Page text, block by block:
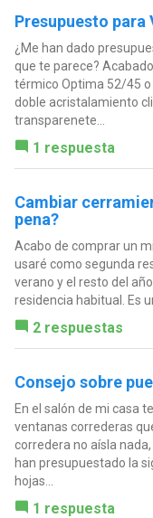
Presupuesto para
¿Me han dado
que te parece?
térmico Optima 52/45
doble acristalamiento
transparenete...
1 respuesta
Cambiar
pena?
Acabo de comprar un
usaré como segunda
verano y el resto del
residencia habitual. Es
2 respuestas
Consejo sobre
En el salón de mi casa
ventanas correderas
corredera no aísla
han presupuestado la
hojas...
1 respuesta